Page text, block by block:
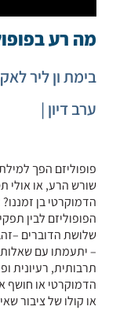
מה רע
בימת ון ליר
ערב דיון |
פופוליזם הפך
שורש הרע, או אולי
הדמוקרטי בן
הפופוליזם לבין
שלושת הדוברים
– יתעמתו עם שאלות
תרבותית, רעיונית
הדמוקרטי או חושף
או קולו של ציבור